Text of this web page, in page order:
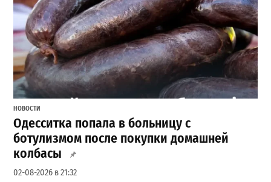
НОВОСТИ
Одесситка попала в больницу с
ботулизмом после покупки домашней
колбасы
02-08-2026 в 21:32